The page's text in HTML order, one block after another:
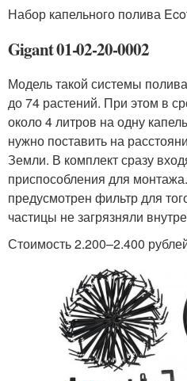
Набор капельного полива
Gigant 01-02-20-0002
Модель такой системы
до 74 растений. При этом в
около 4 литров на одну
нужно поставить на
Земли. В комплект сразу
приспособления для
предусмотрен фильтр для
частицы не загрязняли
Стоимость 2.200–2.400